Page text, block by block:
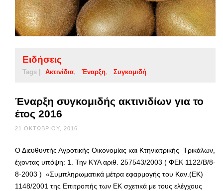
Ειδήσεις
Tags | Ακτινίδια Έναρξη Συγκομιδή
Έναρξη συγκομιδής ακτινιδίων για το
έτος 2016
21 ΟΚΤΩΒΡΊΟΥ, 2016
Ο Διευθυντής Αγροτικής Οικονομίας και Κτηνιατρικής Τρικάλων,
έχοντας υπόψη: 1. Την ΚΥΑ αριθ. 257543/2003 ( ΦΕΚ 1122/Β/8-
8-2003 ) «Συμπληρωματικά μέτρα εφαρμογής του Καν.(ΕΚ)
1148/2001 της Επιτροπής των ΕΚ σχετικά με τους ελέγχους